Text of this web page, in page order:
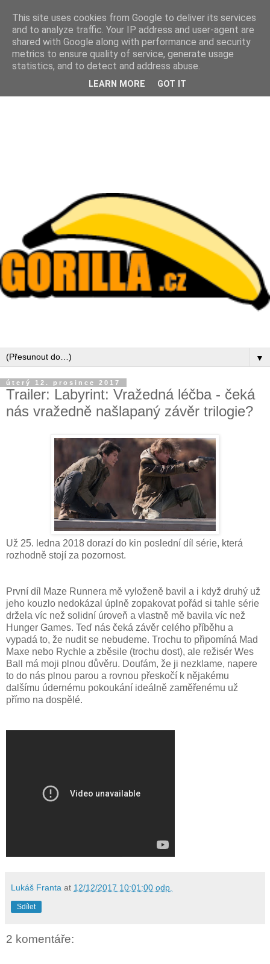
▼
úterý 12. prosince 2017
Trailer: Labyrint: Vražedná léčba - čeká
nás vražedně našlapaný závěr trilogie?
Už 25. ledna 2018 dorazí do kin poslední díl série, která
rozhodně stojí za pozornost.
První díl Maze Runnera mě vyloženě bavil a i když druhý už
jeho kouzlo nedokázal úplně zopakovat pořád si tahle série
držela víc než solidní úroveň a vlastně mě bavila víc než
Hunger Games. Teď nás čeká závěr celého příběhu a
vypadá to, že nudit se nebudeme. Trochu to připomíná Mad
Maxe nebo Rychle a zběsile (trochu dost), ale režisér Wes
Ball má moji plnou důvěru. Doufám, že ji nezklame, napere
to do nás plnou parou a rovnou přeskočí k nějakému
dalšímu údernému pokoukání ideálně zaměřenému už
přímo na dospělé.
Lukáš Franta at 12/12/2017 10:01:00 odp.
Sdílet
2 komentáře:
This site uses cookies from Google to deliver its services
and to analyze traffic. Your IP address and user-agent are
shared with Google along with performance and security
metrics to ensure quality of service, generate usage
statistics, and to detect and address abuse.
LEARN MORE GOT IT